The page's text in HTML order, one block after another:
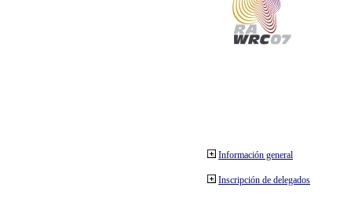
Información general
Inscripción de delegados